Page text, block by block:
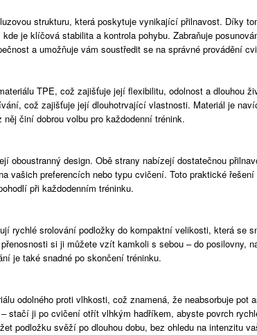
strukturu, která poskytuje vynikající přilnavost. Díky
je klíčová stabilita a kontrola pohybu. Zabraňuje
a umožňuje vám soustředit se na správné provádění
TPE, což zajišťuje její flexibilitu, odolnost a dlouhou
což zajišťuje její dlouhotrvající vlastnosti. Materiál je
činí dobrou volbu pro každodenní trénink.
oboustranný design. Obě strany nabízejí dostatečnou
vašich preferencích nebo typu cvičení. Toto praktické řešení
při každodenním tréninku.
rychlé srolování podložky do kompaktní velikosti, která se
si ji můžete vzít kamkoli s sebou – do posilovny,
je také snadné po skončení tréninku.
odolného proti vlhkosti, což znamená, že neabsorbuje pot
stačí ji po cvičení otřít vlhkým hadříkem, abyste povrch
podložku svěží po dlouhou dobu, bez ohledu na intenzitu